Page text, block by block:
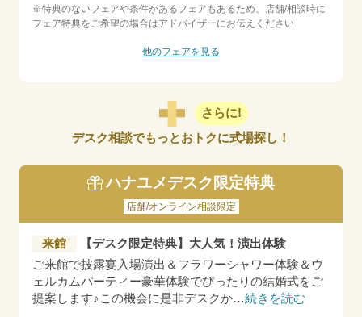
※特典のないフェアや条件があるフェアもあるため、店舗/相談時に
フェア特典をご希望の場合はアドバイザーにお伝えください
他のフェアを見る
さらに!
デスク相談でもっとおトクに式場探し！
ハナユメデスク限定特典
店舗/オンライン相談限定
来館
【デスク限定特典】大人気！演出体験
ご来館で披露宴入場演出＆フラワーシャワー体験＆ウ
ェルカムパーティー豪華体験でぴったりの結婚式をご
提案します♪この機会に是非デスクか…続きを読む